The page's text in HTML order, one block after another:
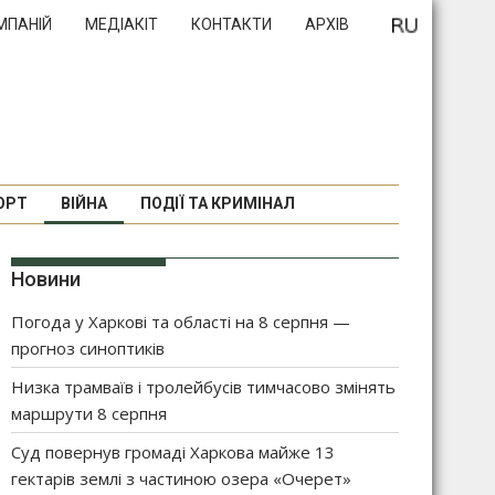
МЕДІАКІТ КОНТАКТИ АРХІВ
ВІЙНА ПОДІЇ ТА КРИМІНАЛ
Новини
Погода у Харкові та області на 8 серпня —
прогноз синоптиків
Низка трамваїв і тролейбусів тимчасово змінять
маршрути 8 серпня
Суд повернув громаді Харкова майже 13
гектарів землі з частиною озера «Очерет»